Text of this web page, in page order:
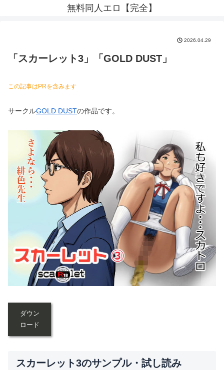
無料同人エロ【完全】
2026.04.29
「スカーレット3」「GOLD DUST」
この記事はPRを含みます
サークルGOLD DUSTの作品です。
ダウン
ロード
スカーレット3のサンプル・試し読み